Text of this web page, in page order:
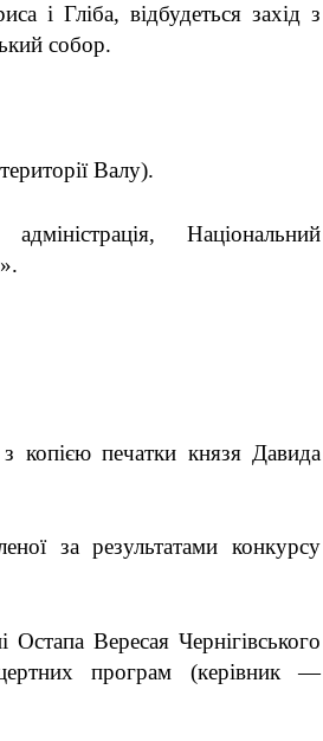
і Гліба, відбудеться захід з
собор.
Валу).
адміністрація,Національний
копією печатки князя Давида
за результатами конкурсу
Вересая Чернігівського
програм (керівник—